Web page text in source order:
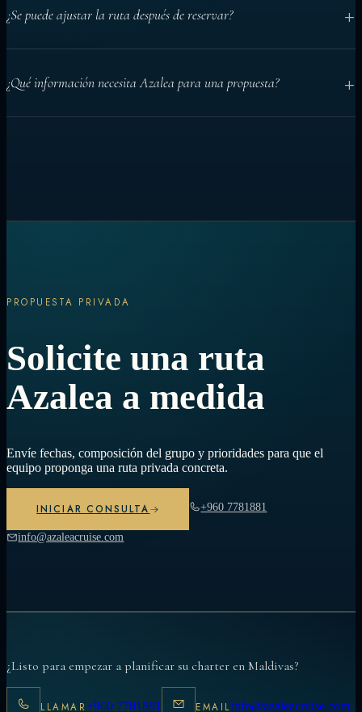
¿Se puede ajustar la ruta después de reservar? +
puede adaptarse a condiciones y huéspedes.
¿Qué información necesita Azalea para una propuesta? +
PROPUESTA PRIVADA
Solicite una ruta
Azalea a medida
Envíe fechas, composición del grupo y prioridades para que el
equipo proponga una ruta privada concreta.
INICIAR CONSULTA +960 7781881
info@azaleacruise.com
¿Listo para empezar a planificar su charter en Maldivas?
LLAMAR+960 7781881 EMAILinfo@azaleacruise.com